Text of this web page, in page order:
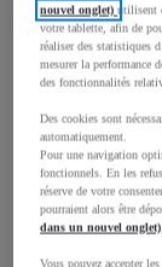
Consommation
Émissions CO2
nouvel onglet)utilisent
votre tablette, afin de
réaliser des statistiques
mesurer la performance
des fonctionnalités
Des cookies sont
automatiquement.
Pour une navigation
fonctionnels. En les
réserve de votre
pourraient alors être
dans un nouvel onglet)
Vous pouvez accepter